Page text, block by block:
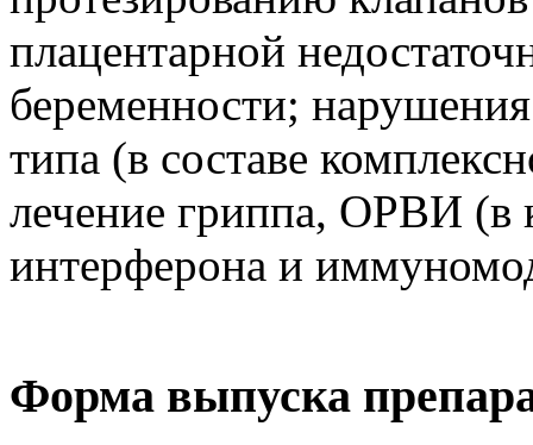
плацентарной
беременности;
типа (в составе
лечение гриппа, ОРВИ (в
интерферона и
Форма выпуска